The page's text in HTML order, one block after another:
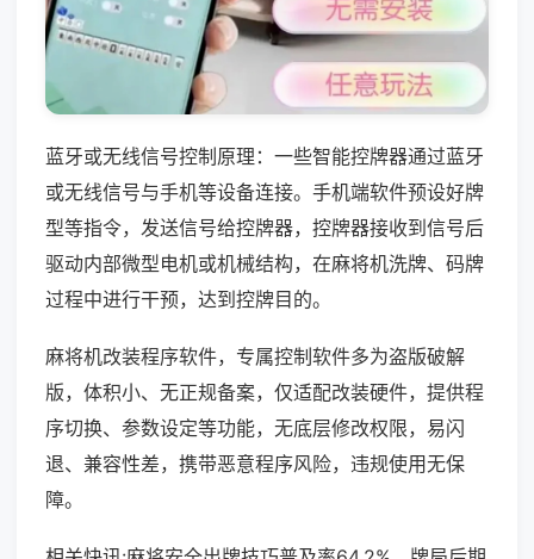
蓝牙或无线信号控制原理：一些智能控牌器通过蓝牙
或无线信号与手机等设备连接。手机端软件预设好牌
型等指令，发送信号给控牌器，控牌器接收到信号后
驱动内部微型电机或机械结构，在麻将机洗牌、码牌
过程中进行干预，达到控牌目的。
麻将机改装程序软件，专属控制软件多为盗版破解
版，体积小、无正规备案，仅适配改装硬件，提供程
序切换、参数设定等功能，无底层修改权限，易闪
退、兼容性差，携带恶意程序风险，违规使用无保
障。